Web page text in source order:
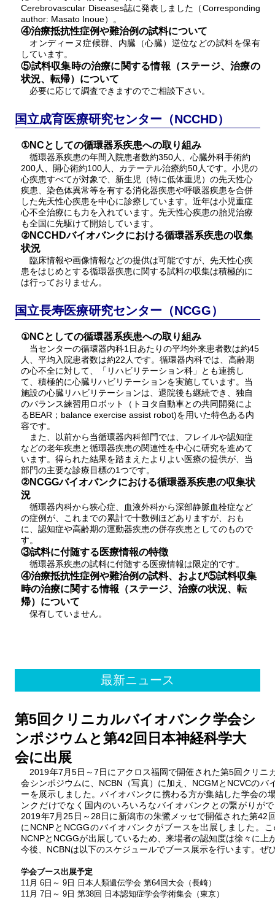
Cerebrovascular Diseases誌に発表しました（Corresponding
author: Masato Inoue）。
④治療抵抗性症例や難治例の試料について
オンディーヌ症候群、内臓（心臓）逆位などの試料を保有
しています。
⑤試料収集時の治療に関する情報（ステージ、治療の
状況、転帰）について
必要に応じて調査できますのでご相談下さい。
国立成育医療研究センター（NCCHD）
①NCとしての循環器系疾患への取り組み
循環器系疾患の年間入院患者数約350人、心臓外科手術約
200人、開心術約100人、カテーテル治療約50人です。小児の
心疾患すべてが対象で、新生児（特に低体重児）の先天性心
疾患、染色体異常等を有する消化器疾患や呼吸器疾患を合併
した先天性心疾患を中心に診療しています。近年は小児重症
心不全治療にも力を入れています。先天性心疾患の胎児治療
も全国に先駆けて開始しています。
②NCCHDバイオバンクにおける循環器系疾患の収集
状況
臨床情報や画像情報などの提供は可能ですが、先天性心疾
患をはじめとする循環器疾患に関する試料の収集は積極的に
は行っておりません。
国立長寿医療研究センター（NCGG）
①NCとしての循環器系疾患への取り組み
当センターの循環器内科1日あたりの平均外来患者数は約45
人、平均入院患者数は約22人です。循環器内科では、高齢期
の心不全に対して、「リハビリテーション科」とも連携し
て、積極的に心臓リハビリテーションを実施しています。当
施設の心臓リハビリテーションは、退院後も継続でき、独自
のバランス練習用ロボット（トヨタ自動車との共同開発によ
るBEAR；balance exercise assist robot)を用いた特色ある内
容です。
また、以前から当循環器内科部門では、フレイルや認知症
などの老年疾患と循環器疾患の関連性を中心に研究を進めて
います。得られた結果を踏まえたよりよい医療の提供が、当
部門の主要な診療目標の1つです。
②NCGGバイオバンクにおける循環器系疾患の収集状
況
循環器内科から狭心症、血液外科から深部静脈血栓症など
の症例が、これまでの累計で十数例ほどありますが、おも
に、認知症や高齢期の運動器疾患の併存疾患としてのもので
す。
③試料に付随する医療情報の特徴
循環器系疾患の試料に付随する医療情報は限定的です。
④治療抵抗性症例や難治例の試料、および⑤試料収集
時の治療に関する情報（ステージ、治療の状況、転
帰）について
保有していません。
最新ニュース
第5回クリニカルバイオバンク学会シ
ンポジウムと第42回日本神経科学大
会に出展
2019年7月5日～7日にアクロス福岡で開催された第5回クリニ
会シンポジウムに、NCBN（写真）に加え、NCGMとNCVCのバ
ーを展示しました。バイオバンクに携わる方が集結した学会の
ンクだけでなく国内のいろいろなバイオバンクとの繋がりが
2019年7月25日～28日に新潟市の朱鷺メッセで開催された第42
にNCNPとNCGGのバイオバンクがブースを出展しました。
NCNPとNCGGが出展しているため、来場者の認知度は徐々に上
今後、NCBNは以下のスケジュールでブース展示を行います。ぜ
学会ブース出展予定
11月 6日～ 9日 日本人類遺伝学会 第64回大会（長崎）
11月 7日～ 9日 第38回 日本認知症学会学術集会（東京）